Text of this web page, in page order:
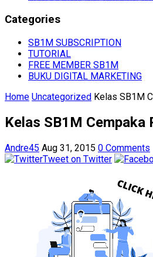
Categories
SB1M SUBSCRIPTION
TUTORIAL
FREE MEMBER SB1M
BUKU DIGITAL MARKETING
Home Uncategorized Kelas SB1M
Kelas SB1M
Andre45 Aug 31, 2015 0 Comments
Tweet on Twitter